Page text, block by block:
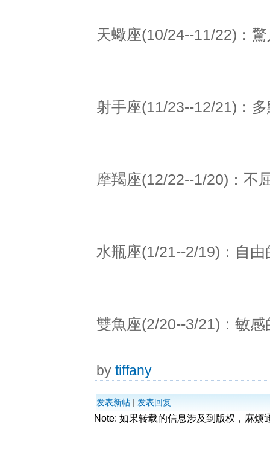
天蠍座(10/24--11/22)：
射手座(11/23--12/21)：
摩羯座(12/22--1/20)：不
水瓶座(1/21--2/19)：自
雙魚座(2/20--3/21)：敏
by tiffany
发表新帖 | 发表回复
Note: 如果转载的信息涉及到版权，麻